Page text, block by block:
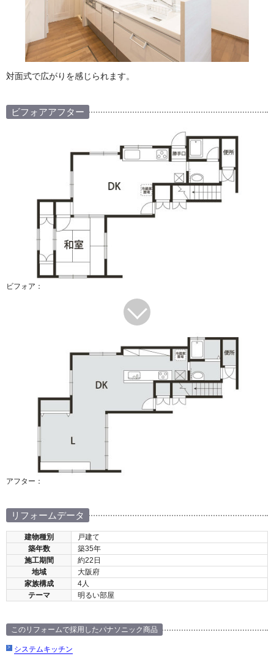
対面式で広がりを感じられます。
ビフォアアフター
ビフォア：
アフター：
リフォームデータ
建物種別
戸建て
築年数
築35年
施工期間
約22日
地域
大阪府
家族構成
4人
テーマ
明るい部屋
このリフォームで採用したパナソニック商品
システムキッチン